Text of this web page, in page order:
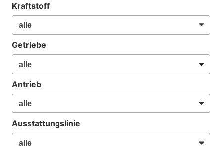
Kraftstoff
Getriebe
Antrieb
Ausstattungslinie